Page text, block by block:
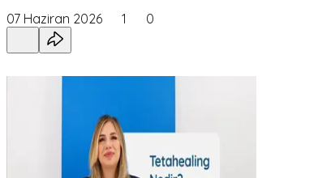
07 Haziran 2026 1 0